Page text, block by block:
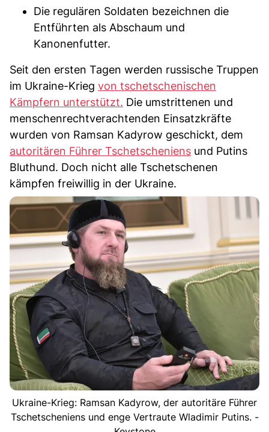
Die regulären Soldaten bezeichnen die
Entführten als Abschaum und
Kanonenfutter.
Seit den ersten Tagen werden russische Truppen
im Ukraine-Krieg von tschetschenischen
Kämpfern unterstützt. Die umstrittenen und
menschenrechtverachtenden Einsatzkräfte
wurden von Ramsan Kadyrow geschickt, dem
autoritären Führer Tschetscheniens und Putins
Bluthund. Doch nicht alle Tschetschenen
kämpfen freiwillig in der Ukraine.
Ukraine-Krieg: Ramsan Kadyrow, der autoritäre Führer
Tschetscheniens und enge Vertraute Wladimir Putins. -